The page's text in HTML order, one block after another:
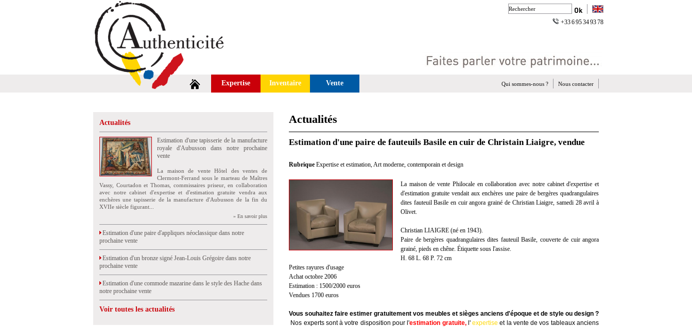
+33 6 95 34 93 78
Expertise Inventaire Vente Nous contacter
Qui sommes-nous ?
Actualités
Estimation d'une tapisserie de la manufacture
royale d'Aubusson dans notre prochaine
vente
La maison de vente Hôtel des ventes de
Clermont-Ferrand sous le marteau de Maîtres
Vassy, Courtadon et Thomas, commissaires priseur, en collaboration
avec notre cabinet d'expertise et d'estimation gratuite vendra aux
enchères une tapisserie de la manufacture d'Aubusson de la fin du
XVIIe siècle figurant...
» En savoir plus
Estimation d'une paire d'appliques néoclassique dans notre
prochaine vente
Estimation d'un bronze signé Jean-Louis Grégoire dans notre
prochaine vente
Estimation d'une commode mazarine dans le style des Hache dans
notre prochaine vente
Voir toutes les actualités
Actualités
Estimation d'une paire de fauteuils Basile en cuir de Christain Liaigre, vendue
Rubrique Expertise et estimation,Art moderne, contemporain et design
La maison de vente Philocale en collaboration avec notre cabinet d'expertise et
d'estimation gratuite vendait aux enchères une paire de bergères quadrangulaires
dites fauteuil Basile en cuir angora grainé de Christian Liaigre, samedi 28 avril à
Olivet.
Christian LIAIGRE (né en 1943).
Paire de bergères quadrangulaires dites fauteuil Basile, couverte de cuir angora
grainé, pieds en chêne. Étiquette sous l'assise.
H. 68 L. 68 P. 72 cm
Petites rayures d'usage
Achat octobre 2006
Estimation : 1500/2000 euros
Vendues 1700 euros
Vous souhaitez faire estimer gratuitement vos meubles et sièges anciens d'époque et de style ou design ?
Nos experts sont à votre disposition pour l'estimation gratuite, l'expertise et la vente de vos tableaux anciens